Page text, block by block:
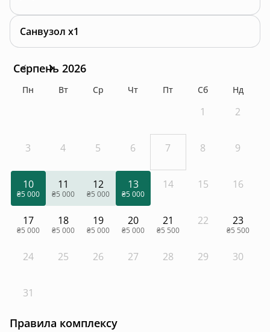
Санвузол x1
Серпень 2026
Пн Вт Ср Чт Пт Сб Нд
1 2
3 4 5 6 7 8 9
10
₴5 000
11
₴5 000
12
₴5 000
13
₴5 000
14 15 16
17
₴5 000
18
₴5 000
19
₴5 000
20
₴5 000
21
₴5 500
22 23
₴5 500
24 25 26 27 28 29 30
31
Правила комплексу